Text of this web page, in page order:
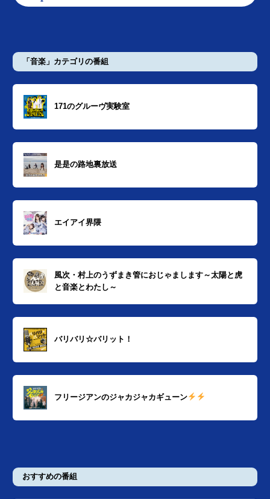
「音楽」カテゴリの番組
171のグルーヴ実験室
是是の路地裏放送
エイアイ界隈
風次・村上のうずまき管におじゃまします～太陽と虎
と音楽とわたし～
バリバリ☆バリット！
フリージアンのジャカジャカギューン
おすすめの番組